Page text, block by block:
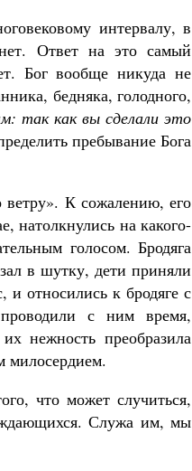
интервалу, в
Ответ на это самый
Бог вообще никуда не
бедняка, голодного,
так как вы сделали это
пребывание Бога
ветру». К сожалению, его
натолкнулись на какого-
голосом. Бродяга
в шутку, дети приняли
и относились к бродяге с
с ним время,
нежность преобразила
милосердием.
что может случиться,
Служа им, мы